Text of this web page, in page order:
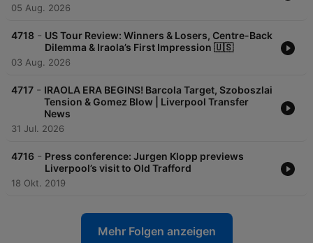
05 Aug. 2026
4718 - US Tour Review: Winners & Losers, Centre-Back
Dilemma & Iraola’s First Impression 🇺🇸
03 Aug. 2026
4717 - IRAOLA ERA BEGINS! Barcola Target, Szoboszlai
Tension & Gomez Blow | Liverpool Transfer
News
31 Jul. 2026
4716 - Press conference: Jurgen Klopp previews
Liverpool’s visit to Old Trafford
18 Okt. 2019
Mehr Folgen anzeigen